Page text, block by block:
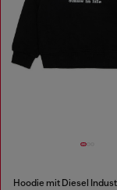
Hoodie mit Diesel